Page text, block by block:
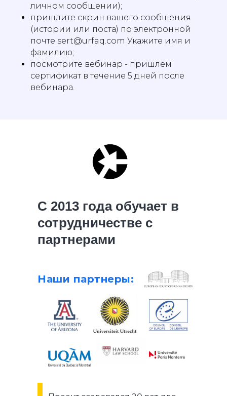
личном сообщении);
пришлите скрин вашего сообщения
(истории или поста) по электронной
почте sert@urfaq.com Укажите имя и
фамилию;
посмотрите вебинар - пришлем
сертификат в течение 5 дней после
вебинара.
С 2013 года обучает в
сотрудничестве с
партнерами
Наши партнеры: